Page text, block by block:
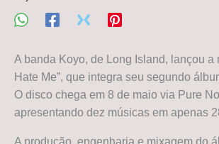
A banda Koyo, de Long Island, lançou a
Hate Me”, que integra seu segundo
O disco chega em 8 de maio via Pure
apresentando dez músicas em apenas
A produção, engenharia e mixagem do